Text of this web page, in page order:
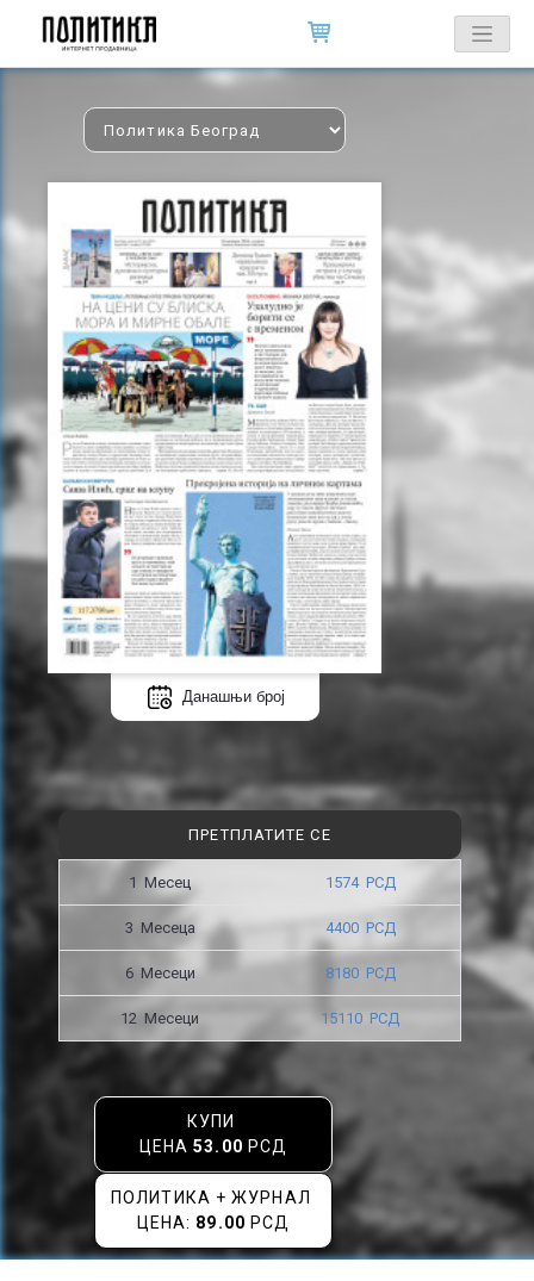
Данашњи број
ПРЕТПЛАТИТЕ СЕ
1 Месец 1574 РСД
3 Месецa 4400 РСД
6 Месеци 8180 РСД
12 Месеци 15110 РСД
КУПИ
ЦЕНА53.00 РСД
ПОЛИТИКА + ЖУРНАЛ
ЦЕНА: 89.00 РСД